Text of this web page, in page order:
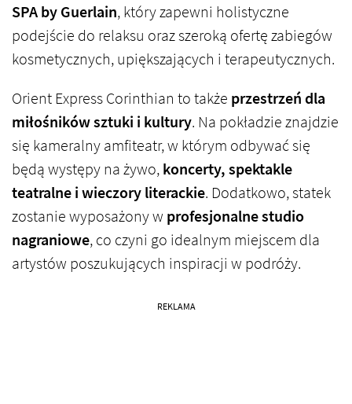
SPA by Guerlain, który zapewni holistyczne
podejście do relaksu oraz szeroką ofertę zabiegów
kosmetycznych, upiększających i terapeutycznych.
Orient Express Corinthian to także przestrzeń dla
miłośników sztuki i kultury. Na pokładzie znajdzie
się kameralny amfiteatr, w którym odbywać się
będą występy na żywo,koncerty, spektakle
teatralne i wieczory literackie. Dodatkowo, statek
zostanie wyposażony w profesjonalne studio
nagraniowe, co czyni go idealnym miejscem dla
artystów poszukujących inspiracji w podróży.
REKLAMA